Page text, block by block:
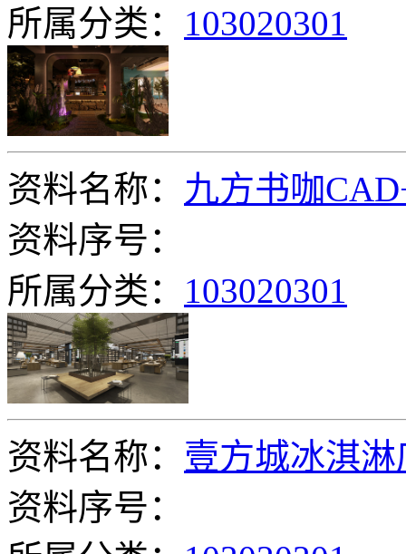
所属分类： 103020301
资料名称： 九方书咖
资料序号：
所属分类： 103020301
资料名称： 壹方城冰淇
资料序号：